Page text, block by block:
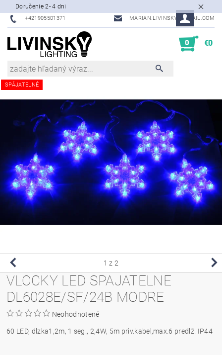
Doručenie 2- 4 dni
+421905501371 MARIAN.LIVINSKY@GMAIL.COM
0 €0
SPÁJATEĽNÉ
1 z 2
VLOCKY LED SPAJATELNE
DL6028E/SF/24B MODRE
Neohodnotené
60 LED, dlzka1,2m, 1 seg., 2,4W, 5m priv.kabel,max.6 predlž. IP44